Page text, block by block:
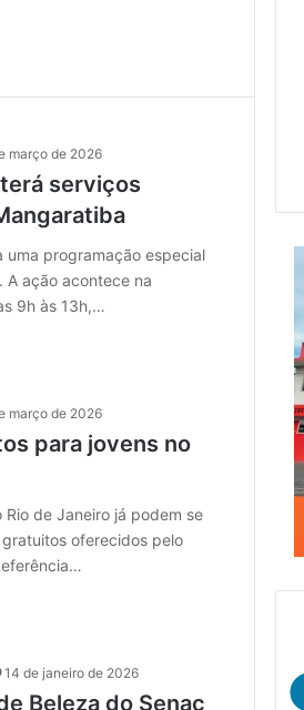
março de 2026
serviços
uma programação especial
A ação acontece na
9h às 13h,…
março de 2026
para jovens no
de Janeiro já podem se
oferecidos pelo
14 de janeiro de 2026
Beleza do Senac